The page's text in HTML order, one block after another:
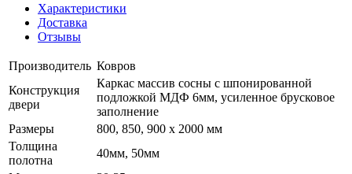
Характеристики
Доставка
Отзывы
Производитель Ковров
Конструкция
двери
Каркас массив сосны с шпонированной
подложкой МДФ 6мм, усиленное брусковое
заполнение
Размеры
800, 850, 900 x 2000 мм
Толщина
полотна
40мм, 50мм